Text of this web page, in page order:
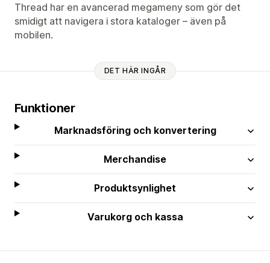
Thread har en avancerad megameny som gör det
smidigt att navigera i stora kataloger – även på
mobilen.
DET HÄR INGÅR
Funktioner
Marknadsföring och konvertering
Merchandise
Produktsynlighet
Varukorg och kassa